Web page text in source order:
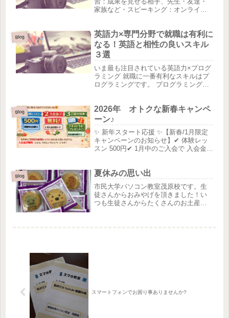
家族など・スピーキング：オンライン
う・発音：オンライン英会話で先生に
チェックをしてもらう主にインプッ...
Blog
英語力×専門分野で就職は有利に
なる！英語と相性の良いスキル
３選
いま最も注目されている英語力×プログ
ラミング 就職に一番有利なスキルはプ
ログラミングです。 プログラミングは
なども多くなっていくと予想されます
ので、英語力があるかないかでかな...
Blog
2026年 オトクな新春キャンペ
ーン♪
✨ 新年スタート応援 ✨【新春/1月限定
キャンペーンのお知らせ】✔ 体験レッ
スン 500円✔ 1月中のご入会で 入会金無
始めていただけます😊電話 0475-47-
410...
Blog 夏休みの思い出
市民大学パソコン教室茂原校です。生
徒さんからおみやげを頂きました！い
つも生徒さんからたくさんのお土産や
スマートフォンでお困り事ありませんか?